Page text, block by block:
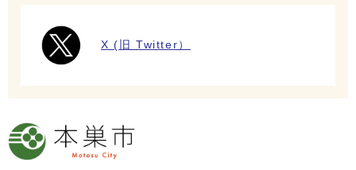
X (旧 Twitter）